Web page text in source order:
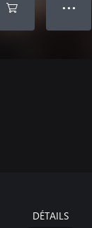
● ● ●
DÉTAILS